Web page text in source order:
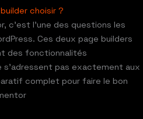
choisir ?
c’est l’une des questions les
Ces deux page builders
des fonctionnalités
s’adressent pas exactement aux
complet pour faire le bon